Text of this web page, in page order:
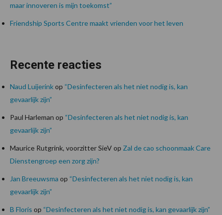
maar innoveren is mijn toekomst”
Friendship Sports Centre maakt vrienden voor het leven
Recente reacties
Naud Luijerinkop “Desinfecteren als het niet nodig is, kan
gevaarlijk zijn”
Paul Harleman op “Desinfecteren als het niet nodig is, kan
gevaarlijk zijn”
Maurice Rutgrink, voorzitter SieVop Zal de cao schoonmaak Care
Dienstengroep een zorg zijn?
Jan Breeuwsma op “Desinfecteren als het niet nodig is, kan
gevaarlijk zijn”
B Floris op “Desinfecteren als het niet nodig is, kan gevaarlijk zijn”